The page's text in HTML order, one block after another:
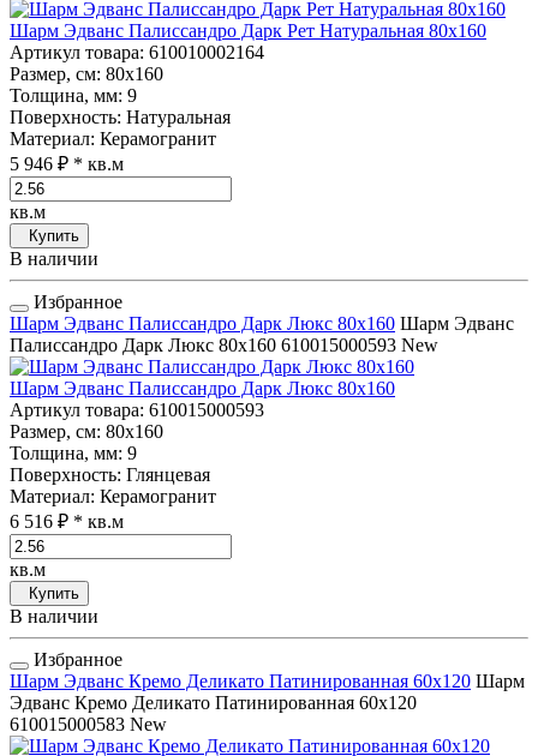
Шарм Эдванс Палиссандро Дарк Рет Натуральная 80x160
Артикул товара: 610010002164
Размер, см: 80x160
Толщина, мм: 9
Поверхность: Натуральная
Материал: Керамогранит
5 946 ₽ * кв.м
кв.м
Купить
В наличии
Избранное
Шарм Эдванс Палиссандро Дарк Люкс 80x160 Шарм Эдванс
Палиссандро Дарк Люкс 80x160 610015000593 New
Шарм Эдванс Палиссандро Дарк Люкс 80x160
Артикул товара: 610015000593
Размер, см: 80x160
Толщина, мм: 9
Поверхность: Глянцевая
Материал: Керамогранит
6 516 ₽ * кв.м
кв.м
Купить
В наличии
Избранное
Шарм Эдванс Кремо Деликато Патинированная 60x120 Шарм
Эдванс Кремо Деликато Патинированная 60x120
610015000583 New